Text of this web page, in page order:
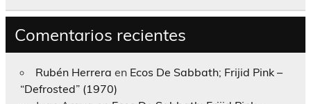
Comentarios recientes
Rubén Herrera en Ecos De Sabbath; Frijid Pink –
“Defrosted” (1970)